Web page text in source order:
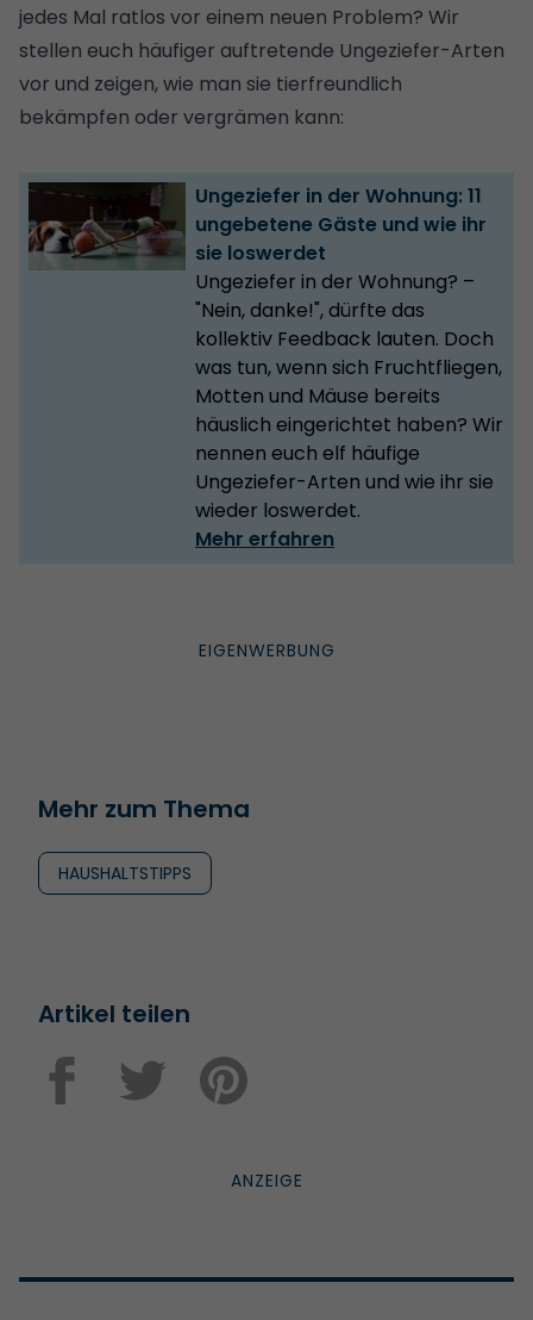
jedes Mal ratlos vor einem neuen Problem? Wir
stellen euch häufiger auftretende Ungeziefer-Arten
vor und zeigen, wie man sie tierfreundlich
bekämpfen oder vergrämen kann:
Ungeziefer in der Wohnung: 11
ungebetene Gäste und wie ihr
sie loswerdet
Ungeziefer in der Wohnung? –
"Nein, danke!", dürfte das
kollektiv Feedback lauten. Doch
was tun, wenn sich Fruchtfliegen,
Motten und Mäuse bereits
häuslich eingerichtet haben? Wir
nennen euch elf häufige
Ungeziefer-Arten und wie ihr sie
wieder loswerdet.
Mehr erfahren
Mehr zum Thema
HAUSHALTSTIPPS
Artikel teilen